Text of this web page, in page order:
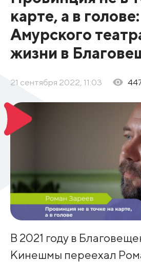
карте, а в
Амурского
жизни в
21 сентября 2022, 11:03
В 2021 году в
Кинешмы переехал